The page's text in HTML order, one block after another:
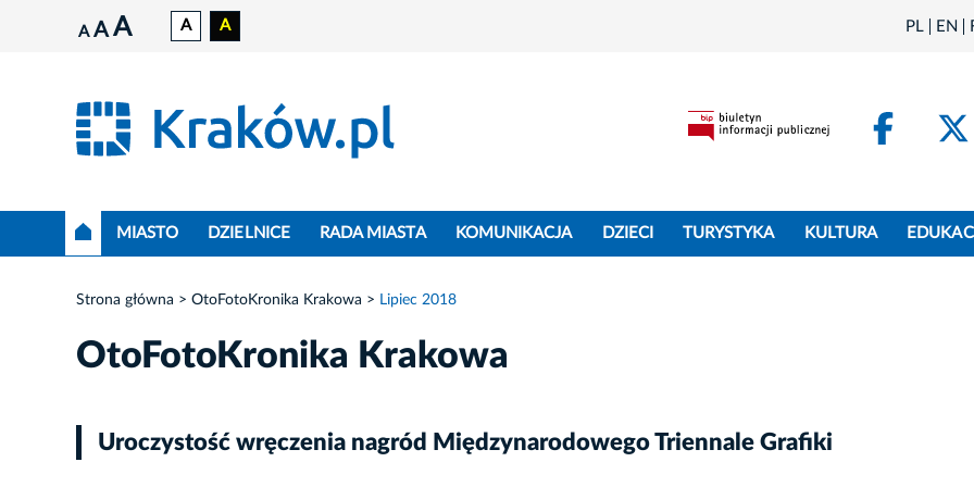
A A A A A PL EN
MIASTO DZIELNICE RADA MIASTA KOMUNIKACJA DZIECI TURYSTYKA KULTURA
Strona główna OtoFotoKronika Krakowa Lipiec 2018
OtoFotoKronika Krakowa
Uroczystość wręczenia nagród Międzynarodowego Triennale Grafiki